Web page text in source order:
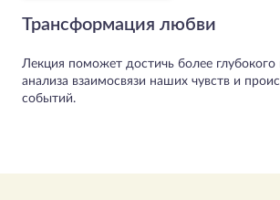
Трансформация любви
Лекция поможет достичь более
анализа взаимосвязи наших чувств и
событий.